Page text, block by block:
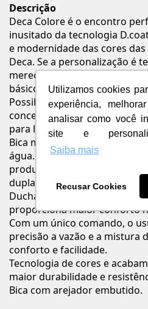
Utilizamos cookies
experiência,
analisar como você
site e
Saiba mais
Recusar Cookies
Descrição
Deca Colore é o encontro
inusitado da tecnologia
e modernidade das cores
Deca. Se a personalização é
merece este destaque com
básico. Tudo para dar vida a
Possibilidade de escolha de
concentrado para lavar
para lavar frutas e verduras.
Bica móvel, permite o
água. Maior conforto e maior
produto (na cozinha permite
dupla, verifique medida do
Ducha móvel, ducha com
proporciona maior conforto
Com um único comando, o
precisão a vazão e a mistura
conforto e facilidade.
Tecnologia de cores e
maior durabilidade e
Bica com arejador embutido.